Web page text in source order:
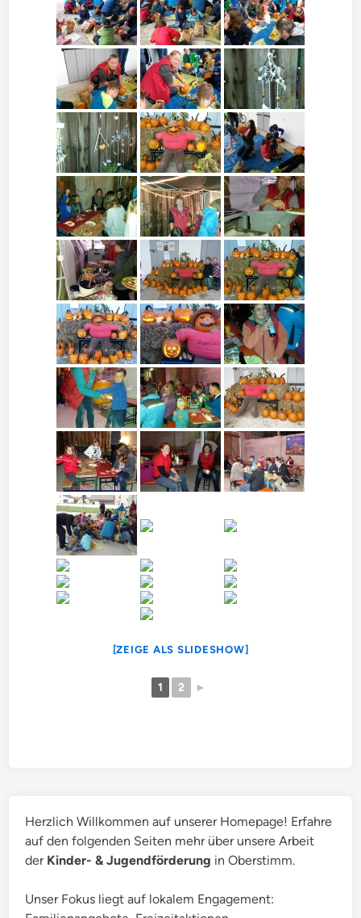
[ZEIGE ALS SLIDESHOW]
1 2 ►
Herzlich Willkommen auf unserer Homepage! Erfahre
auf den folgenden Seiten mehr über unsere Arbeit
der Kinder- & Jugendförderung in Oberstimm.
Unser Fokus liegt auf lokalem Engagement: